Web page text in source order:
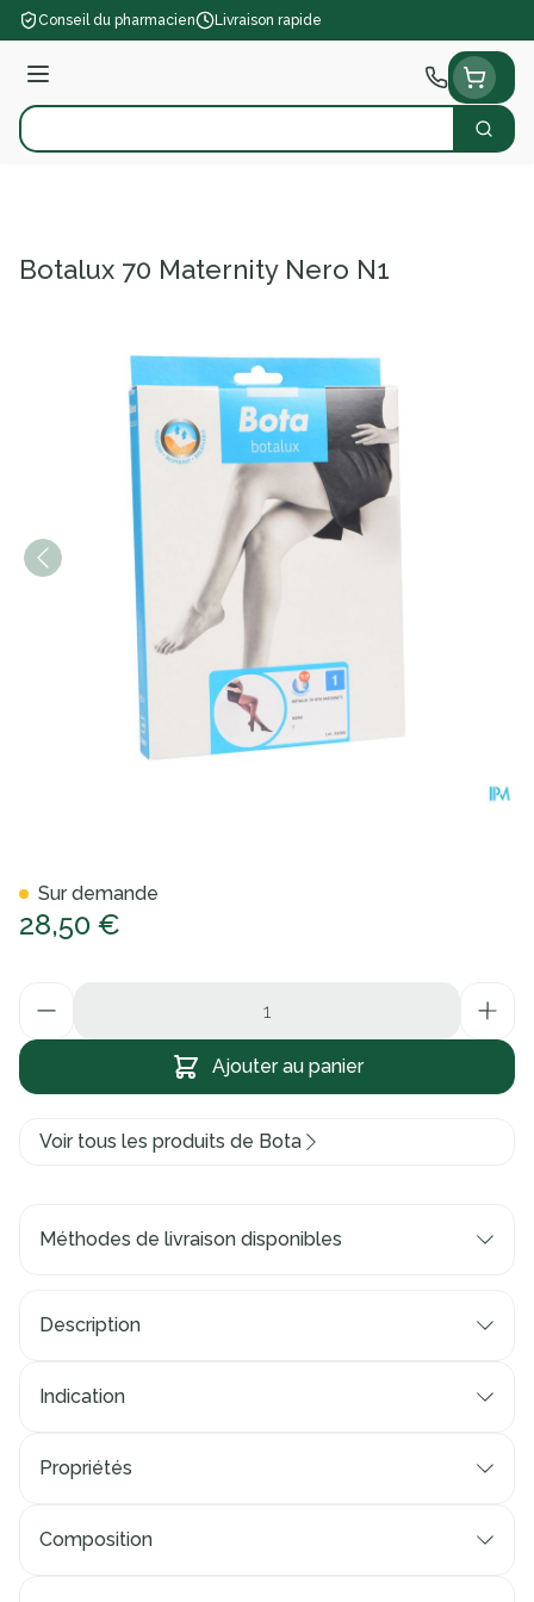
Aller au contenu
Conseil du pharmacien Livraison rapide
Menu
Rechercher
Botalux 70 Maternity Nero N1
28,50 €
Ajouter au panier
Sur demande
Voir tous les produits de Bota
Méthodes de livraison disponibles
Description
Indication
Propriétés
Composition